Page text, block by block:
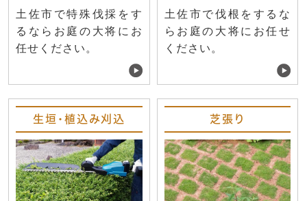
土佐市で特殊伐採をす
るならお庭の大将にお
任せください。
土佐市で伐根をするな
らお庭の大将にお任せ
ください。
生垣・植込み刈込 芝張り